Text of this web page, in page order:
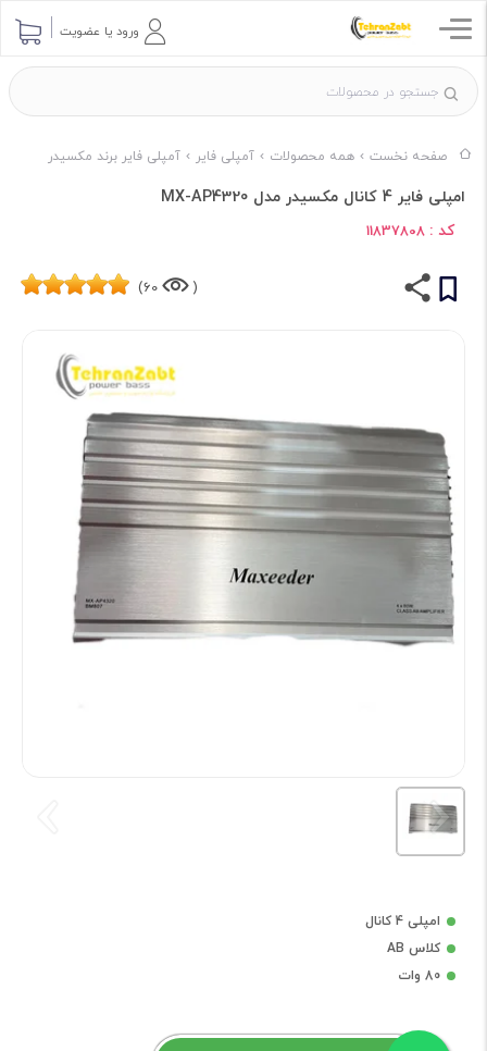
ورود یا عضویت
صفحه نخست همه محصولات آمپلی فایر آمپلی فایر برند مکسیدر
امپلی فایر 4 کانال مکسیدر مدل MX-AP4320
کد : 11837808
(
60)
امپلی 4 کانال
کلاس AB
80 وات